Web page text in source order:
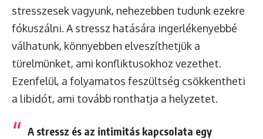
stresszesek vagyunk, nehezebben tudunk ezekre
fókuszálni. A stressz hatására ingerlékenyebbé
válhatunk, könnyebben elveszíthetjük a
türelmünket, ami konfliktusokhoz vezethet.
Ezenfelül, a folyamatos feszültség csökkentheti
a libidót, ami tovább ronthatja a helyzetet.
A stressz és az intimitás kapcsolata egy